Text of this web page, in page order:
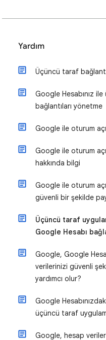
Yardım
Üçüncü taraf
Google Hesabınız
bağlantıları yönetme
Google ile oturum
Google ile oturum
hakkında bilgi
Google ile oturum
güvenli bir şekilde
Üçüncü taraf
Google Hesabı
Google, Google
verilerinizi güvenli
yardımcı olur?
Google
üçüncü taraf
Google, hesap